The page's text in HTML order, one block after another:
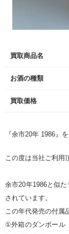
買取商品名
お酒の種類
買取価格
『余市20年 1986』
この度は当社ご利用
余市20年1986と似
されています。
この年代発売の付属
①外箱のダンボー